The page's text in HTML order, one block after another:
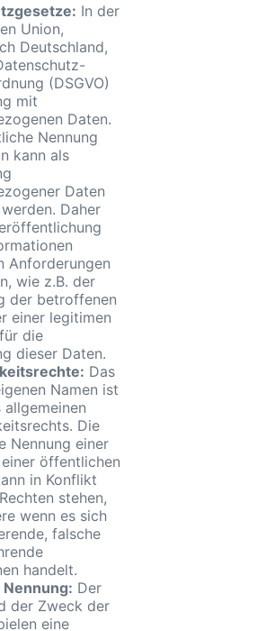
In der
Union,
Deutschland,
(DSGVO)
mit
Daten.
Nennung
kann als
Daten
Daher
Anforderungen
wie z.B. der
der betroffenen
einer legitimen
die
dieser Daten.
Das
Namen ist
allgemeinen
Die
Nennung einer
öffentlichen
in Konflikt
stehen,
wenn es sich
falsche
handelt.
Der
der Zweck der
eine